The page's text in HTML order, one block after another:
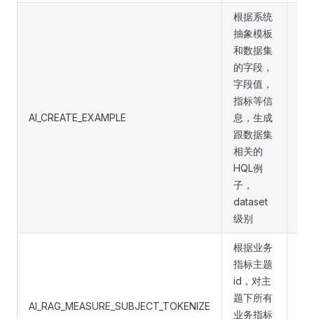
AI_CREATE_EXAMPLE
根据系统
抽象模板
和数据集
的字段，
字段值，
指标等信
息，生成
跟数据集
相关的
HQL例
子，
dataset
级别
AI_RAG_MEASURE_SUBJECT_TOKENIZE
根据业务
指标主题
id，对主
题下所有
业务指标